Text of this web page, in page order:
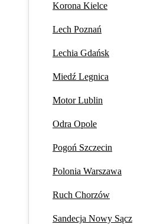
Korona Kielce
Lech Poznań
Lechia Gdańsk
Miedź Legnica
Motor Lublin
Odra Opole
Pogoń Szczecin
Polonia Warszawa
Ruch Chorzów
Sandecja Nowy Sącz